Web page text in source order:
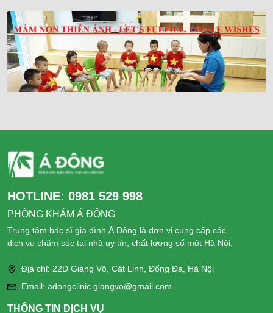
HOTLINE: 0981 529 998
PHÒNG KHÁM Á ĐÔNG
Trung tâm bác sĩ gia đình Á Đông là đơn vị cung cấp các
dịch vụ chăm sóc tại nhà uy tín, chất lượng số một Hà Nội.
Địa chỉ: 22D Giảng Võ, Cát Linh, Đống Đa, Hà Nội
Email: adongclinic.giangvo@gmail.com
THÔNG TIN DỊCH VỤ